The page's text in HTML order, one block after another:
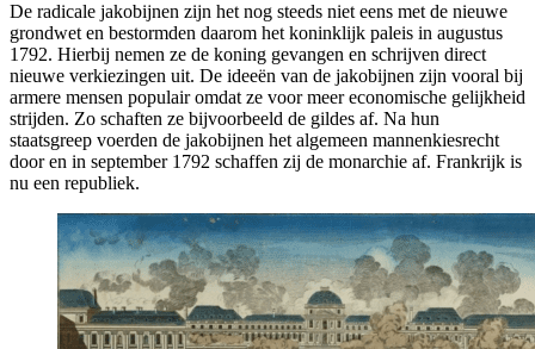
De radicale jakobijnen zijn het nog steeds niet eens met de nieuwe
grondwet en bestormden daarom het koninklijk paleis in augustus
1792. Hierbij nemen ze de koning gevangen en schrijven direct
nieuwe verkiezingen uit. De ideeën van de jakobijnen zijn vooral bij
armere mensen populair omdat ze voor meer economische gelijkheid
strijden. Zo schaften ze bijvoorbeeld de gildes af. Na hun
staatsgreep voerden de jakobijnen het algemeen mannenkiesrecht
door en in september 1792 schaffen zij de monarchie af. Frankrijk is
nu een republiek.